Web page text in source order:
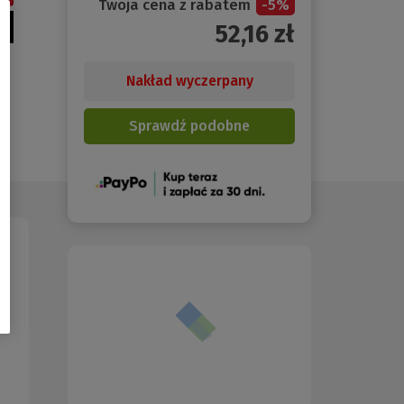
Twoja cena z rabatem -5%
52,16zł
Nakład wyczerpany
Sprawdź podobne
(Nowe